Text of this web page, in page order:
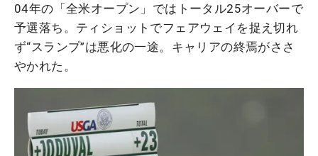
04年の「全米オープン」ではトータル25オーバーで
予選落ち。ティショットでフェアウェイを捉え切れ
ず“スランプ”は悪化の一途。キャリアの終焉がささ
やかれた。